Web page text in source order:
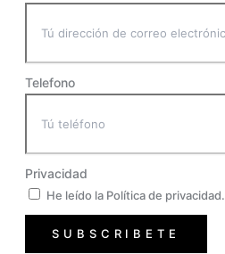
Telefono
Privacidad
He leído la Política de privacidad.
SUBSCRIBETE